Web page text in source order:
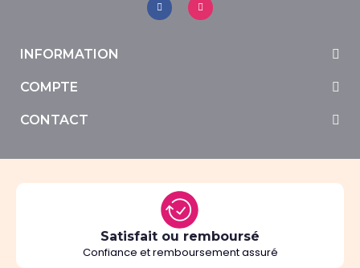
INFORMATION
COMPTE
CONTACT
Satisfait ou remboursé
Confiance et remboursement assuré